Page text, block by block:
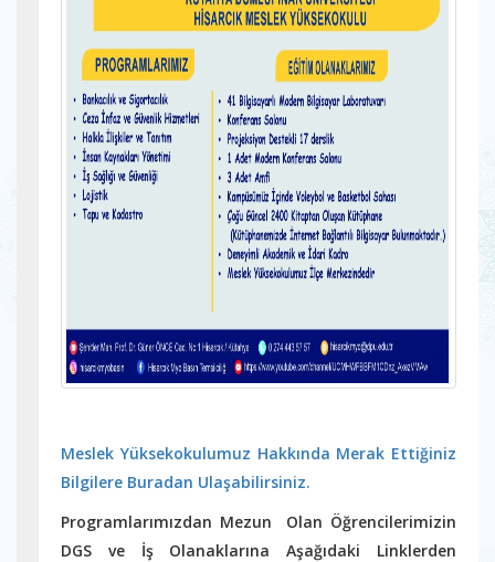
Meslek Yüksekokulumuz Hakkında Merak Ettiğiniz
Bilgilere Buradan Ulaşabilirsiniz.
Programlarımızdan Mezun Olan Öğrencilerimizin
DGS ve İş Olanaklarına Aşağıdaki Linklerden